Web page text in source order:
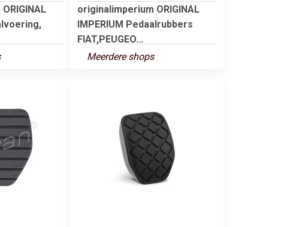
originalimperium ORIGINAL
IMPERIUM Pedaalrubbers
FIAT,PEUGEO...
Meerdere shops